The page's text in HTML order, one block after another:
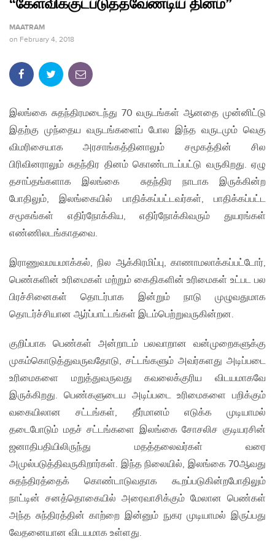
“கேள்விக்குட்படுத்தவேண்டிய தினம்”
MAATRAM
on February 4, 2018
இலங்கை சுதந்திரமடைந்து 70 வருடங்கள் ஆனதை முன்னிட்டு
இதற்கு முந்தைய வருடங்களைப் போல இந்த வருடமும் வெகு
விமரிசையாக அரசாங்கத்தினாலும் சமூகத்தின் சில
பிரிவினராலும் சுதந்திர தினம் கொண்டாடப்பட்டு வருகிறது. ஏழு
தசாப்தங்களாக இலங்கை சுதந்திர நாடாக இருக்கின்ற
போதிலும், இலங்கையில் பாதிக்கப்பட்டவர்கள், பாதிக்கப்பட்ட
சமூகங்கள் எதிர்நோக்கிய, எதிர்நோக்கிவரும் துயரங்கள்
எண்ணிலடங்காதவை.
இராணுவமயமாக்கல், நில ஆக்கிரமிப்பு, காணாமலாக்கப்பட்டோர்,
பெண்களின் உரிமைகள் மற்றும் கைதிகளின் உரிமைகள் உட்பட பல
பிரச்சினைகள் தொடர்பாக இன்றும் நாடு முழுவதுமாக
தொடர்ச்சியான ஆர்ப்பாட்டங்கள் இடம்பெற்றுவருகின்றன.
குறிப்பாக பெண்கள் அன்றாடம் பலவாறான வன்முறைகளுக்கு
முகம்கொடுத்துவருவதோடு, சட்டங்களும் அவர்களது அடிப்படை
உரிமைகளை மறுத்துவருவது கவலைக்குரிய விடயமாகவே
இருக்கிறது. பெண்களுடைய அடிப்படை உரிமைகளை பறிக்கும்
வகையிலான சட்டங்கள், தீர்மானம் எடுக்க முடியாமல்
தடைபோடும் மதச் சட்டங்களை இலங்கை சோசலிச குடியரசின்
ஜனாதிபதியிலிருந்து மதத்தலைவர்கள் வரை
அமுல்படுத்திவருகிறார்கள். இந்த நிலையில், இலங்கை 70ஆவது
சுதந்திரத்தைக் கொண்டாடுவதாக கூறப்படுகின்றபோதிலும்
நாட்டின் சனத்தொகையில் அரைவாசிக்கும் மேலான பெண்கள்
அந்த சுந்திரத்தின் காற்றை இன்னும் நுகர முடியாமல் இருப்பது
வேதனையான விடயமாக உள்ளது.